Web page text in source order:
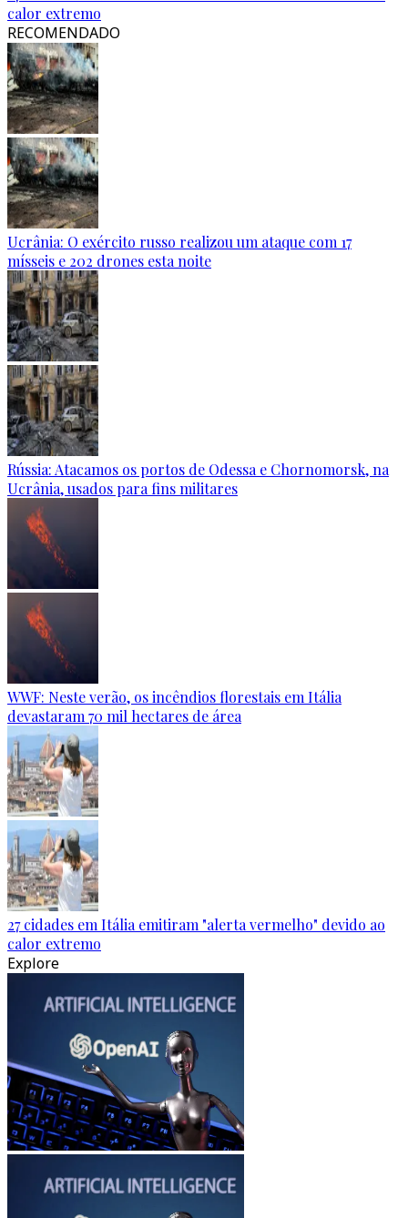
calor extremo
RECOMENDADO
Ucrânia: O exército russo realizou um ataque com 17
mísseis e 202 drones esta noite
Rússia: Atacamos os portos de Odessa e Chornomorsk, na
Ucrânia, usados para fins militares
WWF: Neste verão, os incêndios florestais em Itália
devastaram 70 mil hectares de área
27 cidades em Itália emitiram "alerta vermelho" devido ao
calor extremo
Explore